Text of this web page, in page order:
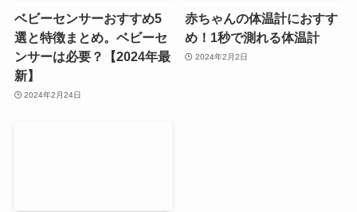
ベビーセンサーおすすめ5
選と特徴まとめ。ベビーセ
ンサーは必要？【2024年最
新】
2024年2月24日
赤ちゃんの体温計におすす
め！1秒で測れる体温計
2024年2月2日